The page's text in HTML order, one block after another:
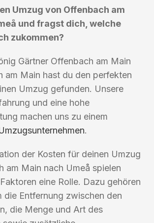
Umzug von Offenbach am
und fragst dich, welche
zukommen?
Gärtner Offenbach am Main
am Main hast du den perfekten
Umzug gefunden. Unsere
und eine hohe
machen uns zu einem
.
der Kosten für deinen Umzug
am Main nach Umeå spielen
eine Rolle. Dazu gehören
die Entfernung zwischen den
die Menge und Art des